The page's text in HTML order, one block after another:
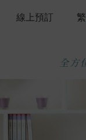
線上預訂
全方